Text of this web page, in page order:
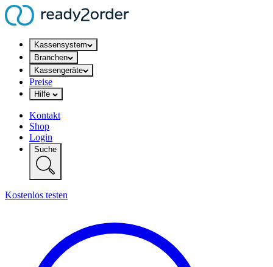
Kassensystem
Branchen
Kassengeräte
Preise
Hilfe
Kontakt
Shop
Login
Suche
Kostenlos testen